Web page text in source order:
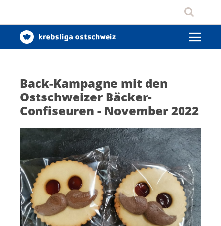
Back-Kampagne mit den
Ostschweizer Bäcker-
Confiseuren - November 2022